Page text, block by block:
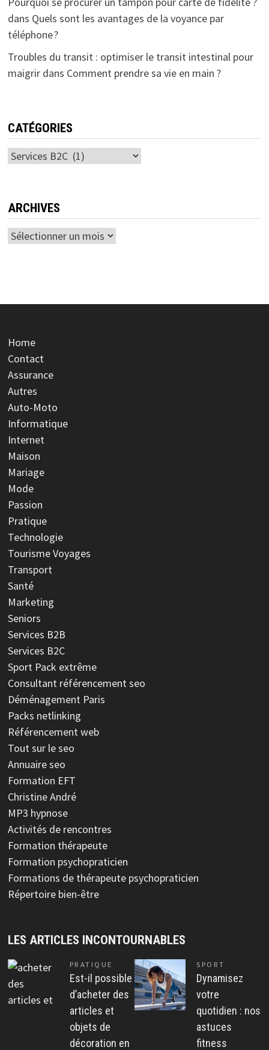
dans Quels sont les avantages de la voyance par
téléphone ?
Troubles du transit : optimiser le transit intestinal pour
maigrirdans Comment prendre sa vie en main ?
CATÉGORIES
Catégories
ARCHIVES
Archives
Home
Contact
Assurance
Autres
Auto-Moto
Informatique
Internet
Maison
Mariage
Mode
Passion
Pratique
Technologie
Tourisme Voyages
Transport
Santé
Marketing
Seniors
Services B2B
Services B2C
Sport Pack extrême
Consultant référencement seo
Déménagement Paris
Packs netlinking
Référencement web
Tout sur le seo
Annuaire seo
Formation EFT
Christine André
MP3 hypnose
Activités de rencontres
Formation thérapeute
Formation psychopraticien
Formations de thérapeute psychopraticien
Répertoire bien-être
LES ARTICLES INCONTOURNABLES
PRATIQUE
Est-il possible
d’acheter des
articles et
objets de
décoration en
SPORT
Dynamisez
votre
quotidien : nos
astuces
fitness